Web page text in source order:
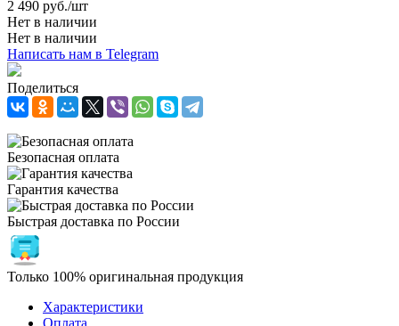
2 490 руб./шт
Нет в наличии
Нет в наличии
Написать нам в Telegram
Поделиться
Безопасная оплата
Гарантия качества
Быстрая доставка по России
Только 100% оригинальная продукция
Характеристики
Оплата